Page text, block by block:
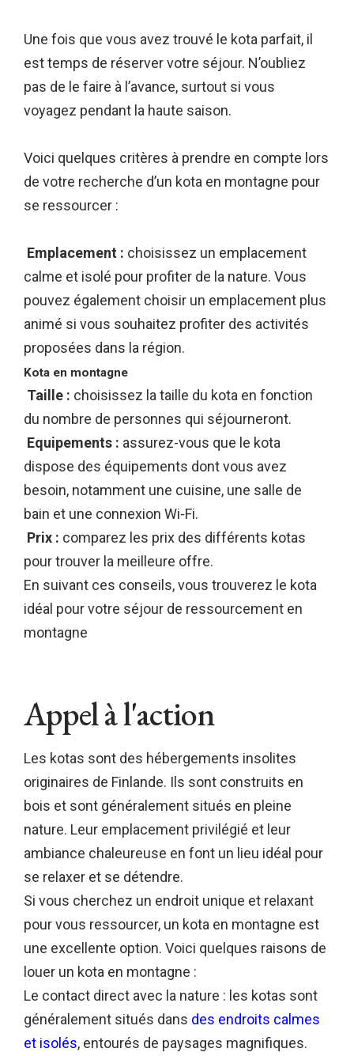
Une fois que vous avez trouvé le kota parfait, il
est temps de réserver votre séjour. N’oubliez
pas de le faire à l’avance, surtout si vous
voyagez pendant la haute saison.
Voici quelques critères à prendre en compte lors
de votre recherche d’un kota en montagne pour
se ressourcer :
Emplacement : choisissez un emplacement
calme et isolé pour profiter de la nature. Vous
pouvez également choisir un emplacement plus
animé si vous souhaitez profiter des activités
proposées dans la région.
Kota en montagne
Taille : choisissez la taille du kota en fonction
du nombre de personnes qui séjourneront.
Equipements : assurez-vous que le kota
dispose des équipements dont vous avez
besoin, notamment une cuisine, une salle de
bain et une connexion Wi-Fi.
Prix : comparez les prix des différents kotas
pour trouver la meilleure offre.
En suivant ces conseils, vous trouverez le kota
idéal pour votre séjour de ressourcement en
montagne
Appel à l'action
Les kotas sont des hébergements insolites
originaires de Finlande. Ils sont construits en
bois et sont généralement situés en pleine
nature. Leur emplacement privilégié et leur
ambiance chaleureuse en font un lieu idéal pour
se relaxer et se détendre.
Si vous cherchez un endroit unique et relaxant
pour vous ressourcer, un kota en montagne est
une excellente option. Voici quelques raisons de
louer un kota en montagne :
Le contact direct avec la nature : les kotas sont
généralement situés dans des endroits calmes
et isolés, entourés de paysages magnifiques.